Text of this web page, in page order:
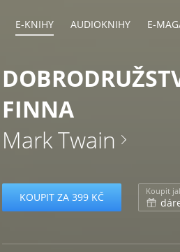
E-KNIHY AUDIOKNIHY E-
FINNA
Mark Twain
KOUPIT ZA 399 KČ Koupit